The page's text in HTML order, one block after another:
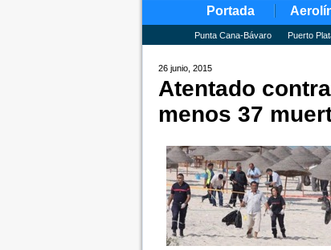
Portada
Punta Cana-Bávaro Puerto
26 junio, 2015
Atentado
menos 37